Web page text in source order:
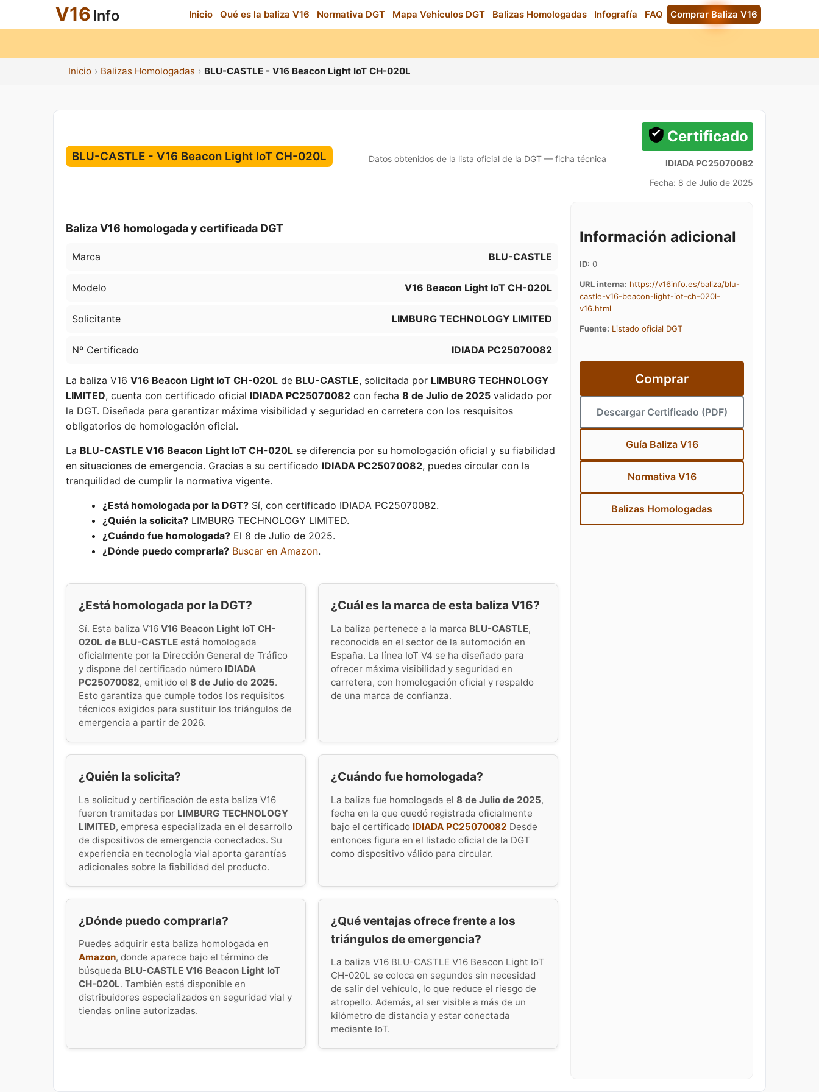
V16 Info Inicio Qué es la baliza V16 Normativa DGT Mapa Vehículos DGT Balizas Homologadas Infografía FAQ Comprar Baliza V16
Inicio Balizas Homologadas BLU-CASTLE - V16 Beacon Light IoT CH-020L
BLU-CASTLE - V16 Beacon Light IoT CH-020L Datos obtenidos de la lista oficial de la DGT — ficha técnica
Certificado
IDIADA PC25070082
Fecha: 8 de Julio de 2025
Baliza V16 homologada y certificada DGT
Marca BLU-CASTLE
Modelo V16 Beacon Light IoT CH-020L
Solicitante LIMBURG TECHNOLOGY LIMITED
Nº Certificado IDIADA PC25070082
La baliza V16 V16 Beacon Light IoT CH-020L de BLU-CASTLE, solicitada por LIMBURG TECHNOLOGY
LIMITED, cuenta con certificado oficial IDIADA PC25070082 con fecha 8 de Julio de 2025 validado por
la DGT. Diseñada para garantizar máxima visibilidad y seguridad en carretera con los resquisitos
obligatorios de homologación oficial.
La BLU-CASTLE V16 Beacon Light IoT CH-020L se diferencia por su homologación oficial y su fiabilidad
en situaciones de emergencia. Gracias a su certificado IDIADA PC25070082, puedes circular con la
tranquilidad de cumplir la normativa vigente.
¿Está homologada por la DGT? Sí, con certificado IDIADA PC25070082.
¿Quién la solicita? LIMBURG TECHNOLOGY LIMITED.
¿Cuándo fue homologada? El 8 de Julio de 2025.
¿Dónde puedo comprarla? Buscar en Amazon.
¿Está homologada por la DGT?
Sí. Esta baliza V16 V16 Beacon Light IoT CH-
020L de BLU-CASTLE está homologada
oficialmente por la Dirección General de Tráfico
y dispone del certificado número IDIADA
PC25070082, emitido el 8 de Julio de 2025.
Esto garantiza que cumple todos los requisitos
técnicos exigidos para sustituir los triángulos de
emergencia a partir de 2026.
¿Cuál es la marca de esta baliza V16?
La baliza pertenece a la marca BLU-CASTLE,
reconocida en el sector de la automoción en
España. La línea IoT V4 se ha diseñado para
ofrecer máxima visibilidad y seguridad en
carretera, con homologación oficial y respaldo
de una marca de confianza.
¿Quién la solicita?
La solicitud y certificación de esta baliza V16
fueron tramitadas por LIMBURG TECHNOLOGY
LIMITED, empresa especializada en el desarrollo
de dispositivos de emergencia conectados. Su
experiencia en tecnología vial aporta garantías
adicionales sobre la fiabilidad del producto.
¿Cuándo fue homologada?
La baliza fue homologada el 8 de Julio de 2025,
fecha en la que quedó registrada oficialmente
bajo el certificado IDIADA PC25070082 Desde
entonces figura en el listado oficial de la DGT
como dispositivo válido para circular.
¿Dónde puedo comprarla?
Puedes adquirir esta baliza homologada en
Amazon, donde aparece bajo el término de
búsqueda BLU-CASTLE V16 Beacon Light IoT
CH-020L. También está disponible en
distribuidores especializados en seguridad vial y
tiendas online autorizadas.
¿Qué ventajas ofrece frente a los
triángulos de emergencia?
La baliza V16 BLU-CASTLE V16 Beacon Light IoT
CH-020L se coloca en segundos sin necesidad
de salir del vehículo, lo que reduce el riesgo de
atropello. Además, al ser visible a más de un
kilómetro de distancia y estar conectada
mediante IoT.
Información adicional
ID: 0
URL interna: https://v16info.es/baliza/blu-
castle-v16-beacon-light-iot-ch-020l-
v16.html
Fuente: Listado oficial DGT
Comprar
Descargar Certificado (PDF)
Guía Baliza V16
Normativa V16
Balizas Homologadas